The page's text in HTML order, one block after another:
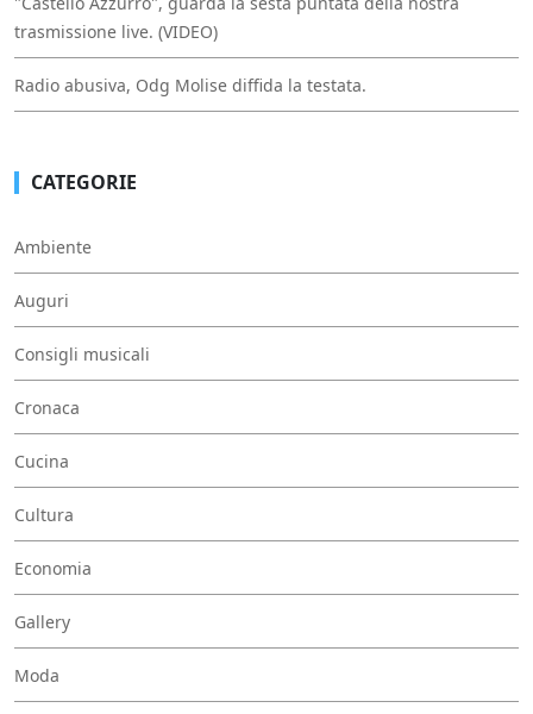
trasmissione live. (VIDEO)
Radio abusiva, Odg Molise diffida la testata.
CATEGORIE
Ambiente
Auguri
Consigli musicali
Cronaca
Cucina
Cultura
Economia
Gallery
Moda